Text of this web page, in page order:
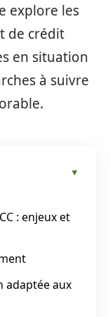
explore les
de crédit
en situation
à suivre
: enjeux et
adaptée aux